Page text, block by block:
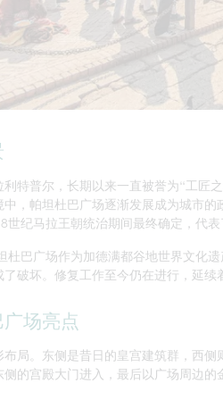
利特普尔，长期以来一直被誉为“工匠
中，帕坦杜巴广场逐渐发展成为城市
世纪马拉王朝统治期间最终确定，代表
杜巴广场作为加德满都谷地世界文化
破坏。修复工作至今仍在进行，延续
场亮点
布局。东侧是昔日的皇宫建筑群，西
的宫殿大门进入，最后以广场周边的